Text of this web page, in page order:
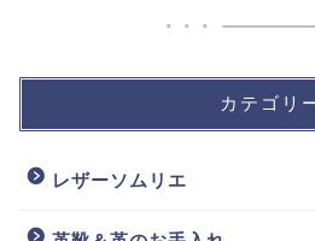
カテゴリ
レザーソムリエ